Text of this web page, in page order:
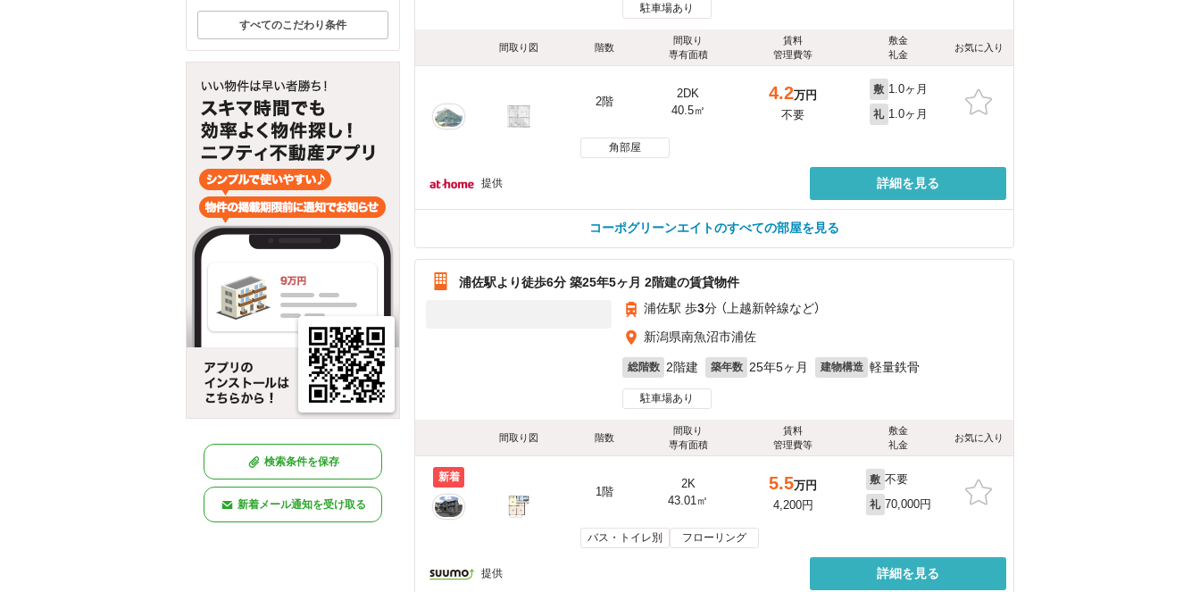
すべてのこだわり条件
検索条件を保存
新着メール通知を受け取る
駐車場あり
間取り図 階数
間取り
専有面積
賃料
管理費等
敷金
礼金
お気に入り
2階
2DK
40.5㎡
4.2万円
不要
敷 1.0ヶ月
礼 1.0ヶ月
角部屋
提供 詳細を見る
コーポグリーンエイトのすべての部屋を見る
浦佐駅より徒歩6分 築25年5ヶ月 2階建の賃貸物件
浦佐駅 歩3分 （上越新幹線など）
新潟県南魚沼市浦佐
総階数 2階建 築年数 25年5ヶ月 建物構造 軽量鉄骨
駐車場あり
間取り図 階数
間取り
専有面積
賃料
管理費等
敷金
礼金
お気に入り
新着
1階
2K
43.01㎡
5.5万円
4,200円
敷 不要
礼 70,000円
バス・トイレ別 フローリング
提供 詳細を見る